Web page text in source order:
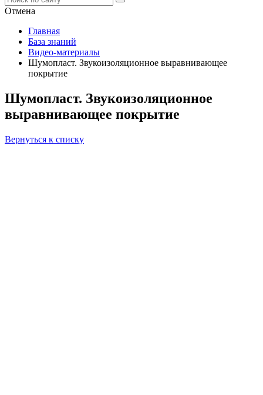
Отмена
Главная
База знаний
Видео-материалы
Шумопласт. Звукоизоляционное выравнивающее
покрытие
Шумопласт. Звукоизоляционное
выравнивающее покрытие
Вернуться к списку